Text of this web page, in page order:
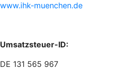
www.ihk-muenchen.de
Umsatzsteuer-ID:
DE 131 565 967